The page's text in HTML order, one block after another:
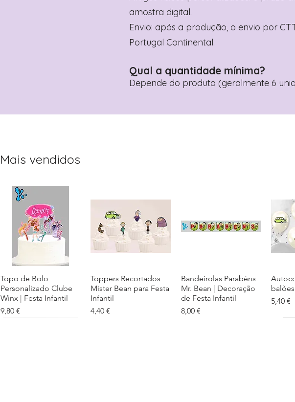
amostra digital.
Envio: após a produção, o envio por
Portugal Continental.
Qual a quantidade mínima?
Depende do produto (geralmente 6
Mais vendidos
Visualização rápida
Topo de Bolo
Personalizado Clube
Winx | Festa Infantil
Preço
9,80 €
Visualização rápida
Toppers Recortados
Mister Bean para Festa
Infantil
Preço
4,40 €
Visualização rápida
Bandeirolas Parabéns
Mr. Bean | Decoração
de Festa Infantil
Preço
8,00 €
Preço
5,40 €